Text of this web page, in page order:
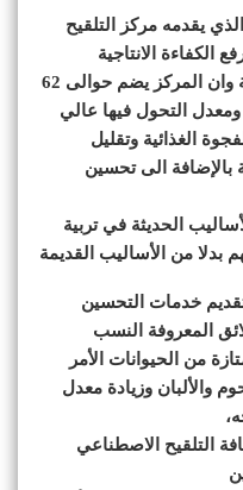
يقدمه مركز التلقيح
الكفاءة الانتاجية
والتناسلية لقطعان الماشية، وخاصة وان المركز يضم حوالى 62
التحول فيها عالي
الغذائية وتقليل
بالإضافة الى تحسين
الحديثة في تربية
بدلا من الأساليب القديمة
خدمات التحسين
المعروفة النسب
من الحيوانات الأمر
والألبان وزيادة معدل
التلقيح الاصطناعي